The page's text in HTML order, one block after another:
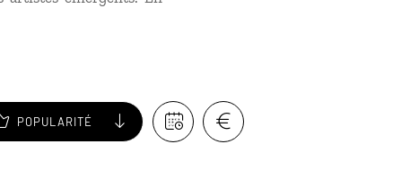
POPULARITÉ